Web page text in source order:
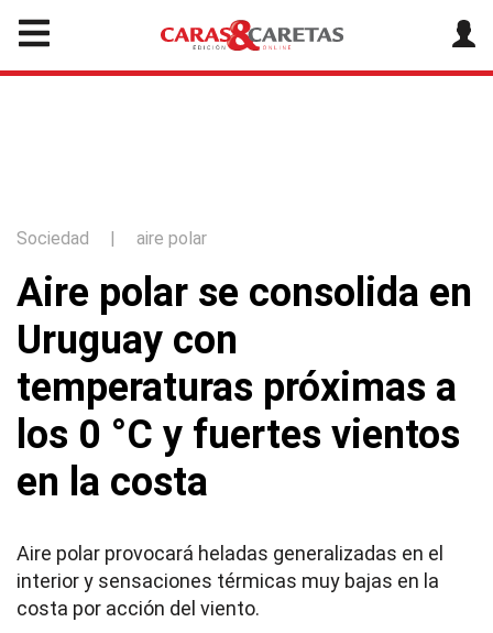
Sociedad | aire polar
Aire polar se consolida en
Uruguay con
temperaturas próximas a
los 0 °C y fuertes vientos
en la costa
Aire polar provocará heladas generalizadas en el
interior y sensaciones térmicas muy bajas en la
costa por acción del viento.